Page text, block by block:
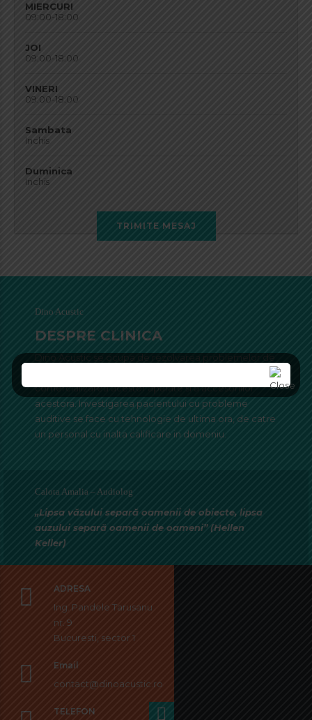
MIERCURI
09:00-18:00
JOI
09:00-18:00
VINERI
09:00-18:00
Sambata
Inchis
Duminica
Inchis
TRIMITE MESAJ
Dino Acustic
DESPRE CLINICA
Dino Acustic se ocupa de rezolvarea problemelor de
comercializarea acestor aparate si a accesoriilor
acestora. Investigarea pacientului cu probleme
auditive se face cu tehnologie de ultima ora, de catre
un personal cu inalta calificare in domeniu.
Calota Amalia – Audiolog
„Lipsa văzului separă oamenii de obiecte, lipsa
auzului separă oamenii de oameni” (Hellen
Keller)
ADRESA
Ing. Pandele Tarusanu
nr. 9
Bucuresti, sector 1
Email
contact@dinoacustic.ro
TELEFON